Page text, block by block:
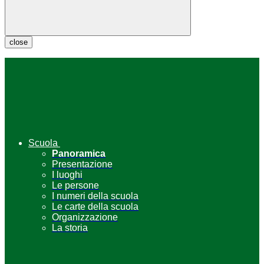
close
Scuola
Panoramica
Presentazione
I luoghi
Le persone
I numeri della scuola
Le carte della scuola
Organizzazione
La storia